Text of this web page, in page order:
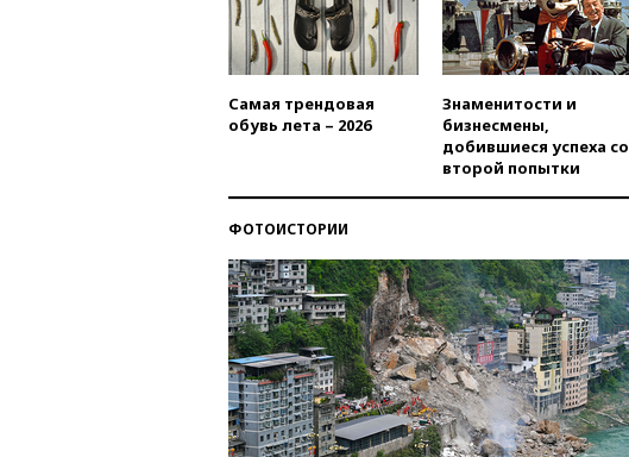
Самая трендовая
обувь лета – 2026
Знаменитости и
бизнесмены,
добившиеся успеха со
второй попытки
ФОТОИСТОРИИ